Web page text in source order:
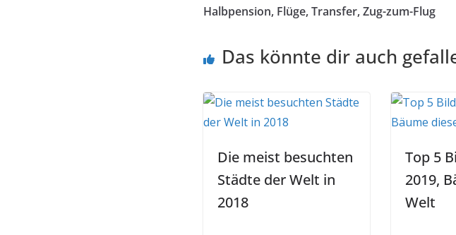
Halbpension, Flüge, Transfer, Zug-zum-Flug
Das könnte dir auch
Die meist besuchten
Städte der Welt in
2018
Top 5
2019,
Welt